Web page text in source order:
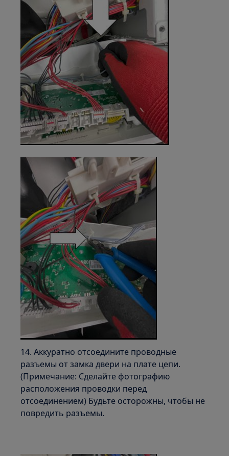
14. Аккуратно отсоедините проводные
разъемы от замка двери на плате цепи.
(Примечание: Сделайте фотографию
расположения проводки перед
отсоединением) Будьте осторожны, чтобы не
повредить разъемы.